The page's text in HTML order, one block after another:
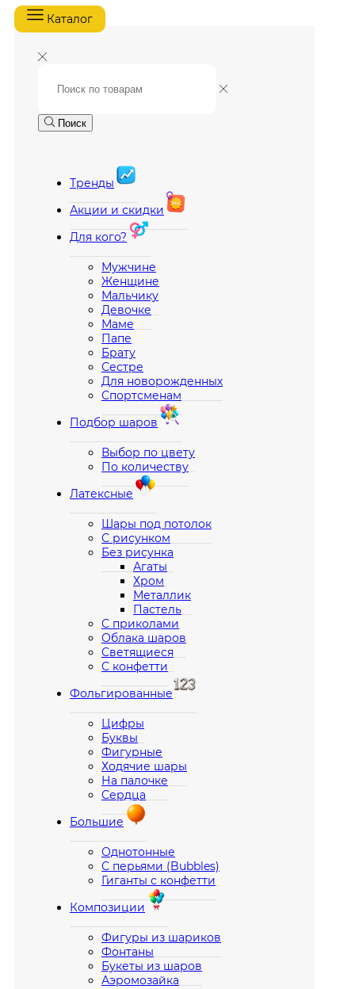
Каталог
Поиск
Тренды
Акции и скидки
Для кого?
Мужчине
Женщине
Мальчику
Девочке
Маме
Папе
Брату
Сестре
Для новорожденных
Спортсменам
Подбор шаров
Выбор по цвету
По количеству
Латексные
Шары под потолок
С рисунком
Без рисунка
Агаты
Хром
Металлик
Пастель
С приколами
Облака шаров
Светящиеся
С конфетти
Фольгированные
Цифры
Буквы
Фигурные
Ходячие шары
На палочке
Сердца
Большие
Однотонные
С перьями (Bubbles)
Гиганты с конфетти
Композиции
Фигуры из шариков
Фонтаны
Букеты из шаров
Аэромозайка